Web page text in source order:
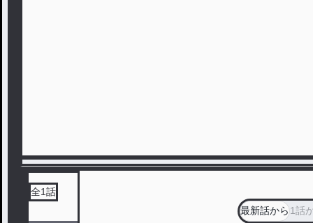
全1話
最新話から1話